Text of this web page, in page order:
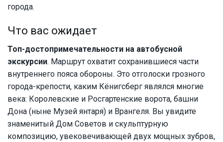
города.
Что вас ожидает
Топ-достопримечательности на автобусной
экскурсии. Маршрут охватит сохранившиеся части
внутреннего пояса обороны. Это отголоски грозного
города-крепости, каким Кёнигсберг являлся многие
века: Королевские и Росгартенские ворота, башни
Дона (ныне Музей янтаря) и Врангеля. Вы увидите
знаменитый Дом Советов и скульптурную
композицию, увековечивающей двух мощных зубров,